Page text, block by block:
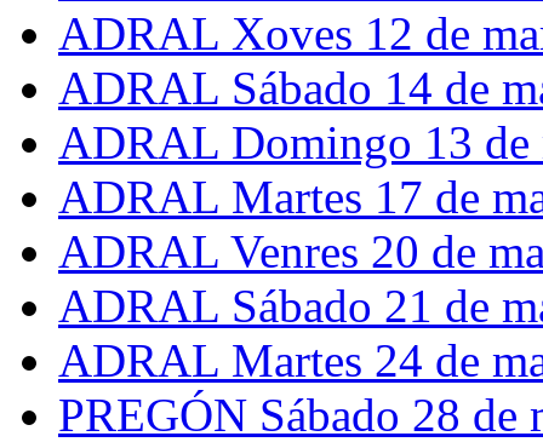
ADRAL Xoves 12 de
ADRAL Sábado 14 de
ADRAL Domingo 13 de
ADRAL Martes 17 de
ADRAL Venres 20 de
ADRAL Sábado 21 de
ADRAL Martes 24 de
PREGÓN Sábado 28 de